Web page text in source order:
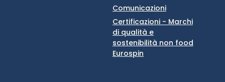
Comunicazioni
Certificazioni - Marchi
di qualità e
sostenibilità non food
Eurospin